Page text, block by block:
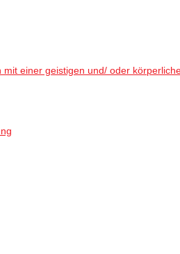
einer geistigen und/ oder